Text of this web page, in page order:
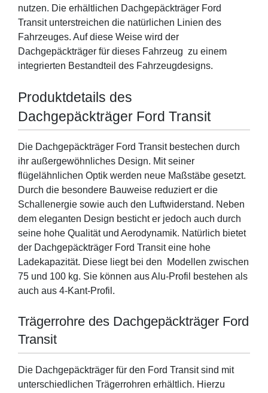
nutzen. Die erhältlichen Dachgepäckträger Ford
Transit unterstreichen die natürlichen Linien des
Fahrzeuges. Auf diese Weise wird der
Dachgepäckträger für dieses Fahrzeug zu einem
integrierten Bestandteil des Fahrzeugdesigns.
Produktdetails des
Dachgepäckträger Ford Transit
Die Dachgepäckträger Ford Transit bestechen durch
ihr außergewöhnliches Design. Mit seiner
flügelähnlichen Optik werden neue Maßstäbe gesetzt.
Durch die besondere Bauweise reduziert er die
Schallenergie sowie auch den Luftwiderstand. Neben
dem eleganten Design besticht er jedoch auch durch
seine hohe Qualität und Aerodynamik. Natürlich bietet
der Dachgepäckträger Ford Transit eine hohe
Ladekapazität. Diese liegt bei den Modellen zwischen
75 und 100 kg. Sie können aus Alu-Profil bestehen als
auch aus 4-Kant-Profil.
Trägerrohre des Dachgepäckträger Ford
Transit
Die Dachgepäckträger für den Ford Transit sind mit
unterschiedlichen Trägerrohren erhältlich. Hierzu